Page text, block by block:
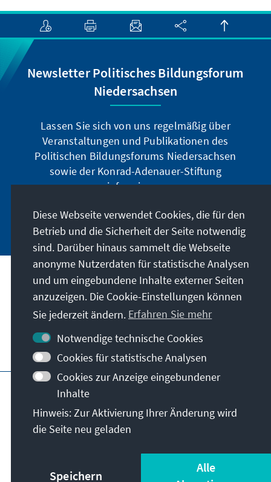
Newsletter Politisches Bildungsforum
Niedersachsen
Lassen Sie sich von uns regelmäßig über
Veranstaltungen und Publikationen des
Politischen Bildungsforums Niedersachsen
sowie der Konrad-Adenauer-Stiftung
informieren.
Jetzt abonnieren
Anschrift
Kontakt
Besuchen Sie auch
Hauptseite der KAS Impressum
Datenschutz
Nutzungsbedingungen
Erklärung zur Barrierefreiheit
Barriere melden
Allg. Geschäftsbedingungen
© Konrad-Adenauer-Stiftung e.V. 2026
Diese Webseite verwendet Cookies, die für den
Betrieb und die Sicherheit der Seite notwendig
sind. Darüber hinaus sammelt die Webseite
anonyme Nutzerdaten für statistische Analysen
und um eingebundene Inhalte externer Seiten
anzuzeigen. Die Cookie-Einstellungen können
Sie jederzeit ändern. Erfahren Sie mehr
Notwendige technische Cookies
Cookies für statistische Analysen
Cookies zur Anzeige eingebundener
Inhalte
Hinweis: Zur Aktivierung Ihrer Änderung wird
die Seite neu geladen
Speichern
Alle